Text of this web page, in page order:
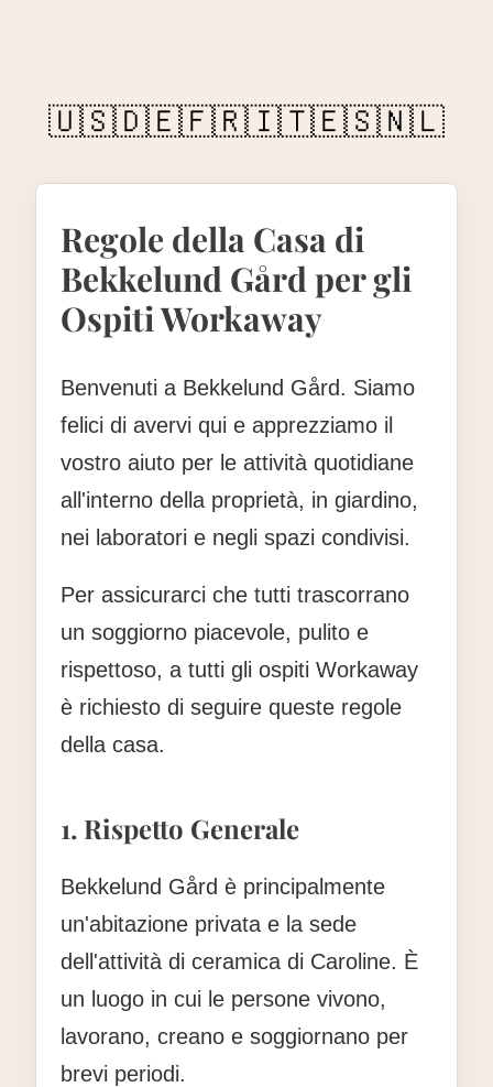
🇺🇸🇩🇪🇫🇷🇮🇹🇪🇸🇳🇱
Regole della Casa di
Bekkelund Gård per gli
Ospiti Workaway
Benvenuti a Bekkelund Gård. Siamo
felici di avervi qui e apprezziamo il
vostro aiuto per le attività quotidiane
all'interno della proprietà, in giardino,
nei laboratori e negli spazi condivisi.
Per assicurarci che tutti trascorrano
un soggiorno piacevole, pulito e
rispettoso, a tutti gli ospiti Workaway
è richiesto di seguire queste regole
della casa.
1. Rispetto Generale
Bekkelund Gård è principalmente
un'abitazione privata e la sede
dell'attività di ceramica di Caroline. È
un luogo in cui le persone vivono,
lavorano, creano e soggiornano per
brevi periodi.